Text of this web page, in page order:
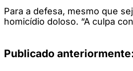
Para a defesa, mesmo que
homicídio doloso. “A culpa
Publicado